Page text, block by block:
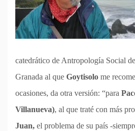
catedrático de Antropología Social
Granada al que Goytisolo me
ocasiones, da otra versión: “para
Villanueva), al que traté con más
Juan, el problema de su país -